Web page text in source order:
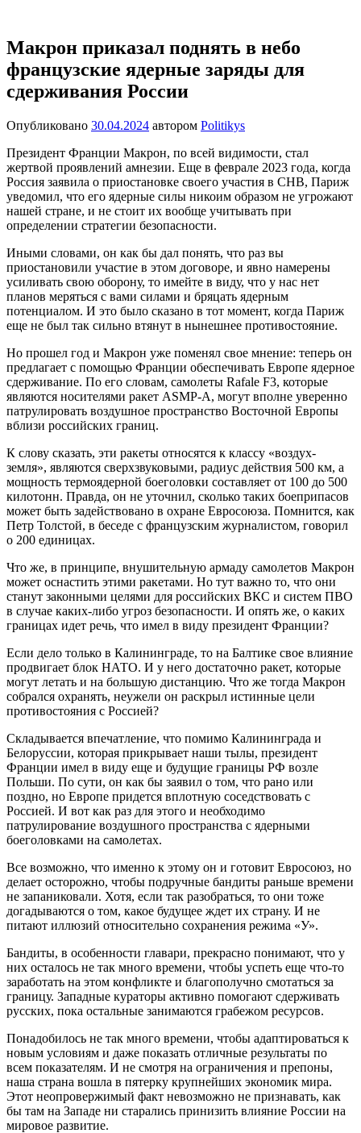
содержимому
один
сайт
на
WordPress
Макрон приказал поднять в небо
французские ядерные заряды для
сдерживания России
Опубликовано 30.04.2024 автором Politikys
Президент Франции Макрон, по всей видимости, стал
жертвой проявлений амнезии. Еще в феврале 2023 года, когда
Россия заявила о приостановке своего участия в СНВ, Париж
уведомил, что его ядерные силы никоим образом не угрожают
нашей стране, и не стоит их вообще учитывать при
определении стратегии безопасности.
Иными словами, он как бы дал понять, что раз вы
приостановили участие в этом договоре, и явно намерены
усиливать свою оборону, то имейте в виду, что у нас нет
планов меряться с вами силами и бряцать ядерным
потенциалом. И это было сказано в тот момент, когда Париж
еще не был так сильно втянут в нынешнее противостояние.
Но прошел год и Макрон уже поменял свое мнение: теперь он
предлагает с помощью Франции обеспечивать Европе ядерное
сдерживание. По его словам, самолеты Rafale F3, которые
являются носителями ракет ASMP-A, могут вполне уверенно
патрулировать воздушное пространство Восточной Европы
вблизи российских границ.
К слову сказать, эти ракеты относятся к классу «воздух-
земля», являются сверхзвуковыми, радиус действия 500 км, а
мощность термоядерной боеголовки составляет от 100 до 500
килотонн. Правда, он не уточнил, сколько таких боеприпасов
может быть задействовано в охране Евросоюза. Помнится, как
Петр Толстой, в беседе с французским журналистом, говорил
о 200 единицах.
Что же, в принципе, внушительную армаду самолетов Макрон
может оснастить этими ракетами. Но тут важно то, что они
станут законными целями для российских ВКС и систем ПВО
в случае каких-либо угроз безопасности. И опять же, о каких
границах идет речь, что имел в виду президент Франции?
Если дело только в Калининграде, то на Балтике свое влияние
продвигает блок НАТО. И у него достаточно ракет, которые
могут летать и на большую дистанцию. Что же тогда Макрон
собрался охранять, неужели он раскрыл истинные цели
противостояния с Россией?
Складывается впечатление, что помимо Калининграда и
Белоруссии, которая прикрывает наши тылы, президент
Франции имел в виду еще и будущие границы РФ возле
Польши. По сути, он как бы заявил о том, что рано или
поздно, но Европе придется вплотную соседствовать с
Россией. И вот как раз для этого и необходимо
патрулирование воздушного пространства с ядерными
боеголовками на самолетах.
Все возможно, что именно к этому он и готовит Евросоюз, но
делает осторожно, чтобы подручные бандиты раньше времени
не запаниковали. Хотя, если так разобраться, то они тоже
догадываются о том, какое будущее ждет их страну. И не
питают иллюзий относительно сохранения режима «У».
Бандиты, в особенности главари, прекрасно понимают, что у
них осталось не так много времени, чтобы успеть еще что-то
заработать на этом конфликте и благополучно смотаться за
границу. Западные кураторы активно помогают сдерживать
русских, пока остальные занимаются грабежом ресурсов.
Понадобилось не так много времени, чтобы адаптироваться к
новым условиям и даже показать отличные результаты по
всем показателям. И не смотря на ограничения и препоны,
наша страна вошла в пятерку крупнейших экономик мира.
Этот неопровержимый факт невозможно не признавать, как
бы там на Западе ни старались принизить влияние России на
мировое развитие.